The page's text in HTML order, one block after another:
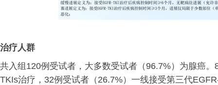
治疗人群
共入组120例受试者，大多数受试者（96.7%）为腺癌
TKIs治疗，32例受试者（26.7%）一线接受第三代